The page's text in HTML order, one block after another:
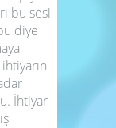
bu sesi
diye
İhtiyar